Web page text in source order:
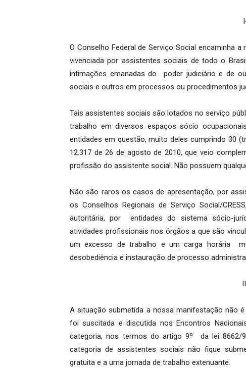
O Conselho Federal de Serviço Social encaminha
vivenciada por assistentes sociais de todo o
intimações emanadas do poder judiciário e de
sociais e outros em processos ou procedimentos
Tais assistentes sociais são lotados no serviço
trabalho em diversos espaços sócio
entidades em questão, muito deles cumprindo 30
12.317 de 26 de agosto de 2010, que veio
profissão do assistente social. Não possuem
Não são raros os casos de apresentação, por
os Conselhos Regionais de Serviço Social/
autoritária, por entidades do sistema sócio-
atividades profissionais nos órgãos a que são
um excesso de trabalho e um carga horária
desobediência e instauração de processo
A situação submetida a nossa manifestação não
foi suscitada e discutida nos Encontros
categoria, nos termos do artigo 9º da lei 8662/
categoria de assistentes sociais não fique
gratuita e a uma jornada de trabalho extenuante.